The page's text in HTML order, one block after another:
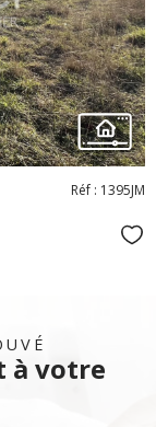
Réf : 1395JM
à votre